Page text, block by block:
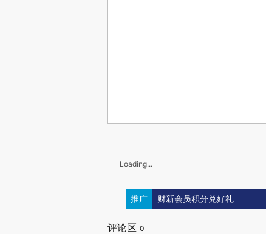
Loading...
推广 财新会员积分兑好礼
评论区 0